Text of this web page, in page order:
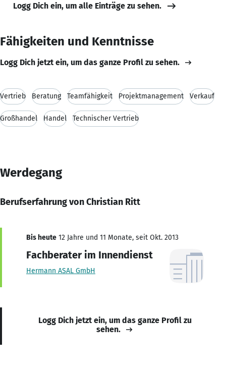
Logg Dich ein, um alle Einträge zu sehen.
Fähigkeiten und Kenntnisse
Logg Dich jetzt ein, um das ganze Profil zu sehen.
Vertrieb Beratung Teamfähigkeit Projektmanagement Verkauf
Großhandel Handel Technischer Vertrieb
Werdegang
Berufserfahrung von Christian Ritt
Bis heute 12 Jahre und 11 Monate, seit Okt. 2013
Fachberater im Innendienst
Hermann ASAL GmbH
Logg Dich jetzt ein, um das ganze Profil zu
sehen.